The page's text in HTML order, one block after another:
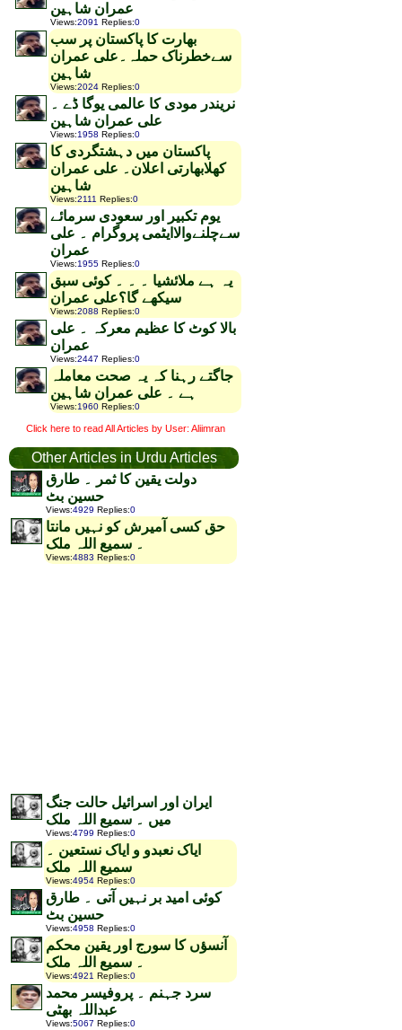
عمران شاہین
Views:2091 Replies:0
بھارت کا پاکستان پر سب
سےخطرناک حملہ۔علی عمران
شاہین
Views:2024 Replies:0
نریندر مودی کا عالمی یوگا ڈے ۔
علی عمران شاہین
Views:1958 Replies:0
پاکستان میں دہشتگردی کا
کھلابھارتی اعلان۔ علی عمران
شاہین
Views:2111 Replies:0
یوم تکبیر اور سعودی سرمائے
سےچلنےوالاایٹمی پروگرام ۔ علی
عمران
Views:1955 Replies:0
یہ ہے ملائشیا ۔ ۔ ۔ کوئی سبق
سیکھے گا؟علی عمران
Views:2088 Replies:0
بالا کوٹ کا عظیم معرکہ ۔ علی
عمران
Views:2447 Replies:0
جاگتے رہنا کہ یہ صحت معاملہ
ہے ۔ علی عمران شاہین
Views:1960 Replies:0
Click here to read All Articles by User: Aliimran
Other Articles in Urdu Articles
دولت یقین کا ثمر ۔ طارق
حسین بٹ
Views:4929 Replies:0
حق کسی آمیرش کو نہیں مانتا
۔ سمیع اللہ ملک
Views:4883 Replies:0
ایران اور اسرائیل حالت جنگ
میں ۔ سمیع اللہ ملک
Views:4799 Replies:0
ایاک نعبدو و ایاک نستعین ۔
سمیع اللہ ملک
Views:4954 Replies:0
کوئی امید بر نہیں آتی ۔ طارق
حسین بٹ
Views:4958 Replies:0
آنسؤں کا سورج اور یقین محکم
۔ سمیع اللہ ملک
Views:4921 Replies:0
سرد جہنم ۔ پروفیسر محمد
عبداللہ بھٹی
Views:5067 Replies:0